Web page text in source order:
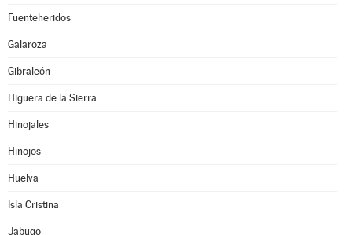
Fuenteheridos
Galaroza
Gibraleón
Higuera de la Sierra
Hinojales
Hinojos
Huelva
Isla Cristina
Jabugo